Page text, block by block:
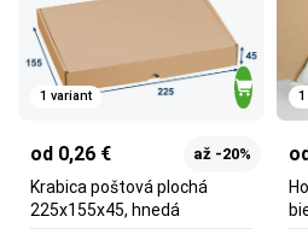
1 variant
od 0,26 € až -20%
Krabica poštová plochá
225x155x45, hnedá
1